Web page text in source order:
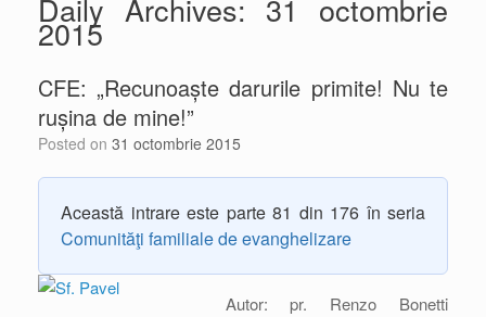
Daily Archives: 31 octombrie
2015
CFE: „Recunoaște darurile primite! Nu te
rușina de mine!”
Posted on 31 octombrie 2015
Această intrare este parte 81 din 176 în seria
Comunităţi familiale de evanghelizare
Autor: pr. Renzo Bonetti